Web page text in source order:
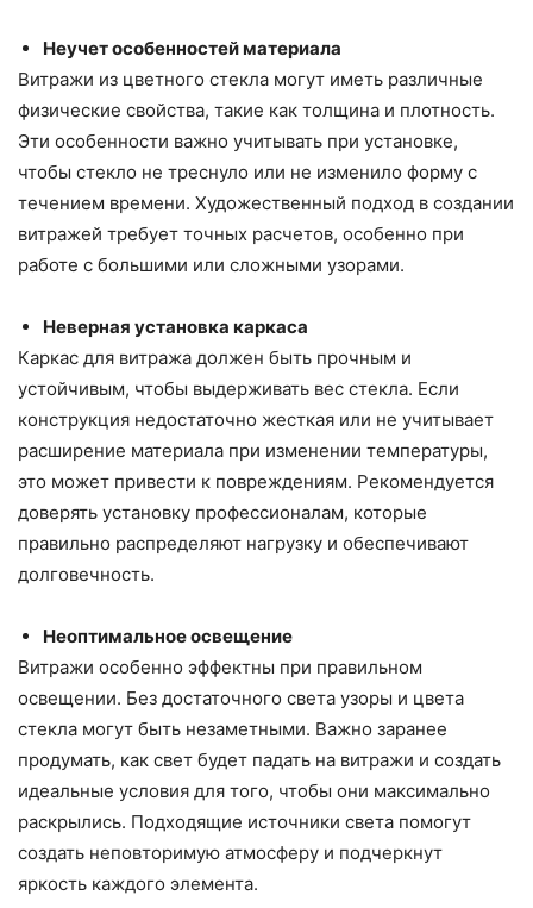
Неучет особенностей материала
Витражи из цветного стекла могут иметь различные
физические свойства, такие как толщина и плотность.
Эти особенности важно учитывать при установке,
чтобы стекло не треснуло или не изменило форму с
течением времени. Художественный подход в создании
витражей требует точных расчетов, особенно при
работе с большими или сложными узорами.
Неверная установка каркаса
Каркас для витража должен быть прочным и
устойчивым, чтобы выдерживать вес стекла. Если
конструкция недостаточно жесткая или не учитывает
расширение материала при изменении температуры,
это может привести к повреждениям. Рекомендуется
доверять установку профессионалам, которые
правильно распределяют нагрузку и обеспечивают
долговечность.
Неоптимальное освещение
Витражи особенно эффектны при правильном
освещении. Без достаточного света узоры и цвета
стекла могут быть незаметными. Важно заранее
продумать, как свет будет падать на витражи и создать
идеальные условия для того, чтобы они максимально
раскрылись. Подходящие источники света помогут
создать неповторимую атмосферу и подчеркнут
яркость каждого элемента.